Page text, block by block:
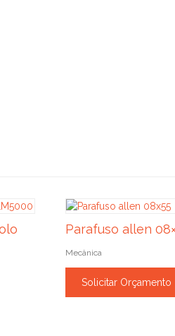
Parafuso allen
Mecânica
Solicitar Orçamento